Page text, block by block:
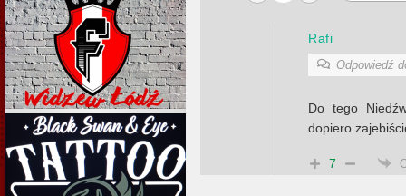
Rafi
Odpowiedź
Do tego
dopiero
7